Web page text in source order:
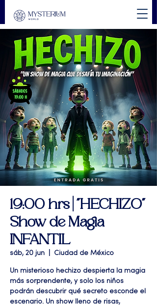
19:00 hrs | "HECHIZO"
Show de Magia
INFANTIL
sáb, 20 jun Ciudad de México
Un misterioso hechizo despierta la magia
más sorprendente, y solo los niños
podrán descubrir qué secreto esconde el
escenario. Un show lleno de risas,